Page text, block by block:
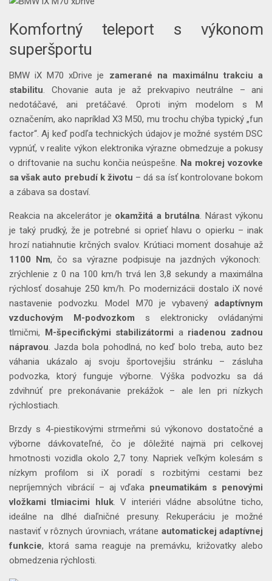
Komfortný teleport s výkonom
superšportu
BMW iX M70 xDrive je zamerané na maximálnu trakciu a
stabilitu. Chovanie auta je až prekvapivo neutrálne – ani
nedotáčavé, ani pretáčavé. Oproti iným modelom s M
označením, ako napríklad X3 M50, mu trochu chýba typický „fun
factor“. Aj keď podľa technických údajov je možné systém DSC
vypnúť, v realite výkon elektronika výrazne obmedzuje a pokusy
o driftovanie na suchu končia neúspešne. Na mokrej vozovke
sa však auto prebudí k životu – dá sa ísť kontrolovane bokom
a zábava sa dostaví.
Reakcia na akcelerátor je okamžitá a brutálna. Nárast výkonu
je taký prudký, že je potrebné si oprieť hlavu o opierku – inak
hrozí natiahnutie krčných svalov. Krútiaci moment dosahuje až
1100 Nm, čo sa výrazne podpisuje na jazdných výkonoch:
zrýchlenie z 0 na 100 km/h trvá len 3,8 sekundy a maximálna
rýchlosť dosahuje 250 km/h. Po modernizácii dostalo iX nové
nastavenie podvozku. Model M70 je vybavený adaptívnym
vzduchovým M-podvozkom s elektronicky ovládanými
tlmičmi, M-špecifickými stabilizátormi a riadenou zadnou
nápravou. Jazda bola pohodlná, no keď bolo treba, auto bez
váhania ukázalo aj svoju športovejšiu stránku – zásluha
podvozka, ktorý funguje výborne. Výška podvozku sa dá
zdvihnúť pre prekonávanie prekážok – ale len pri nízkych
rýchlostiach.
Brzdy s 4-piestikovými strmeňmi sú výkonovo dostatočné a
výborne dávkovateľné, čo je dôležité najmä pri celkovej
hmotnosti vozidla okolo 2,7 tony. Napriek veľkým kolesám s
nízkym profilom si iX poradí s rozbitými cestami bez
nepríjemných vibrácií – aj vďaka pneumatikám s penovými
vložkami tlmiacimi hluk. V interiéri vládne absolútne ticho,
ideálne na dlhé diaľničné presuny. Rekuperáciu je možné
nastaviť v rôznych úrovniach, vrátane automatickej adaptívnej
funkcie, ktorá sama reaguje na premávku, križovatky alebo
obmedzenia rýchlosti.